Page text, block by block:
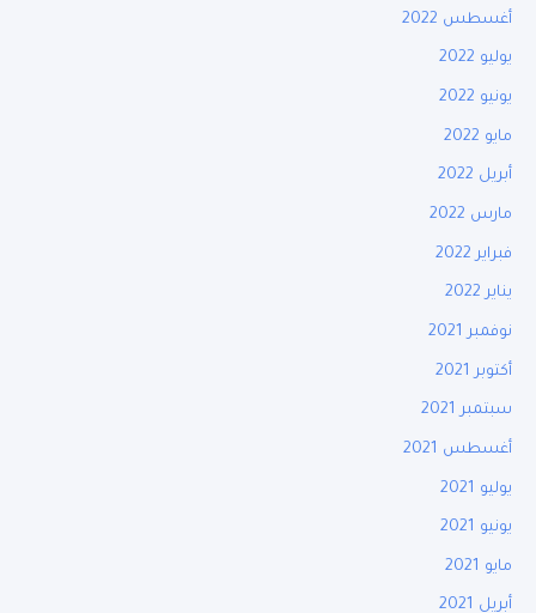
أغسطس 2022
يوليو 2022
يونيو 2022
مايو 2022
أبريل 2022
مارس 2022
فبراير 2022
يناير 2022
نوفمبر 2021
أكتوبر 2021
سبتمبر 2021
أغسطس 2021
يوليو 2021
يونيو 2021
مايو 2021
أبريل 2021